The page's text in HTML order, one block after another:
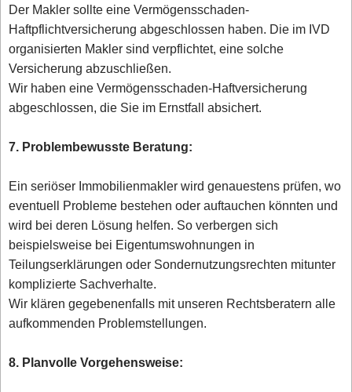
Der Makler sollte eine Vermögensschaden-
Haftpflichtversicherung abgeschlossen haben. Die im IVD
organisierten Makler sind verpflichtet, eine solche
Versicherung abzuschließen.
Wir haben eine Vermögensschaden-Haftversicherung
abgeschlossen, die Sie im Ernstfall absichert.
7. Problembewusste Beratung:
Ein seriöser Immobilienmakler wird genauestens prüfen, wo
eventuell Probleme bestehen oder auftauchen könnten und
wird bei deren Lösung helfen. So verbergen sich
beispielsweise bei Eigentumswohnungen in
Teilungserklärungen oder Sondernutzungsrechten mitunter
komplizierte Sachverhalte.
Wir klären gegebenenfalls mit unseren Rechtsberatern alle
aufkommenden Problemstellungen.
8. Planvolle Vorgehensweise: